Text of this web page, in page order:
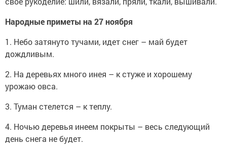
Народные приметы на 27 ноября
1. Небо затянуто тучами, идет снег – май будет
дождливым.
2. На деревьях много инея – к стуже и хорошему
урожаю овса.
3. Туман стелется – к теплу.
4. Ночью деревья инеем покрыты – весь следующий
день снега не будет.